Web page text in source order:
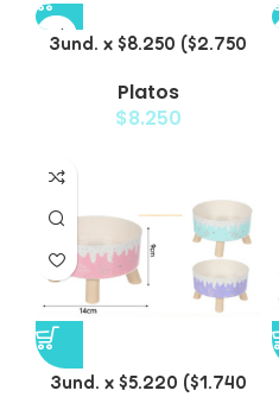
3und. x $8.250 ($2.750
para Mascotas con
Diseño de Gatos
Platos
$8.250
3und. x $5.220 ($1.740